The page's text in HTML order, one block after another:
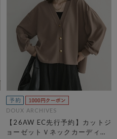
DOUX ARCHIVES
【26AW EC先行予約】カットジ
ョーゼットＶネックカーディガ